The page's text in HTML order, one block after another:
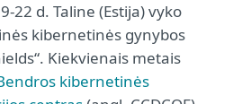
22 d. Taline (Estija) vyko
kibernetinės gynybos
Kiekvienais metais
kibernetinės